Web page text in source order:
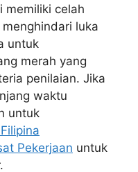
memiliki celah
luka
untuk
merah yang
penilaian. Jika
waktu
untuk
Pekerjaan untuk